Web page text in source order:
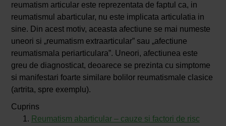
reumatism articular este reprezentata de faptul ca, in
reumatismul abarticular, nu este implicata articulatia in
sine. Din acest motiv, aceasta afectiune se mai numeste
uneori si „reumatism extraarticular” sau „afectiune
reumatismala periarticulara”. Uneori, afectiunea este
greu de diagnosticat, deoarece se prezinta cu simptome
si manifestari foarte similare bolilor reumatismale clasice
(artrita, spre exemplu).
Cuprins
Reumatism abarticular – cauze si factori de risc